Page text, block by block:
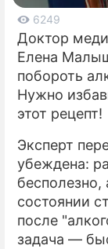
6249
Доктор
Елена
побороть
Нужно
этот рецепт!
Эксперт
убеждена:
бесполезно,
состоянии
после
задача —